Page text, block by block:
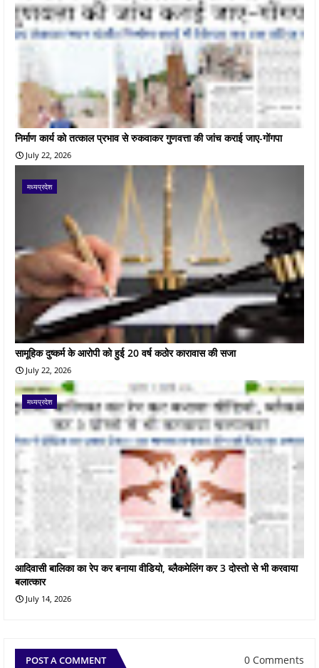
निर्माण कार्य को तत्काल प्रभाव से रुकवाकर गुणवत्ता की जांच कराई जाए-गोंगपा
July 22, 2026
मध्यप्रदेश
सामूहिक दुष्कर्म के आरोपी को हुई 20 वर्ष कठोर कारावास की सजा
July 22, 2026
मध्यप्रदेश
आदिवासी बालिका का रेप कर बनाया वीडियो, ब्लैकमेलिंग कर 3 दोस्तो से भी करवाया
बलात्कार
July 14, 2026
POST A COMMENT 0 Comments